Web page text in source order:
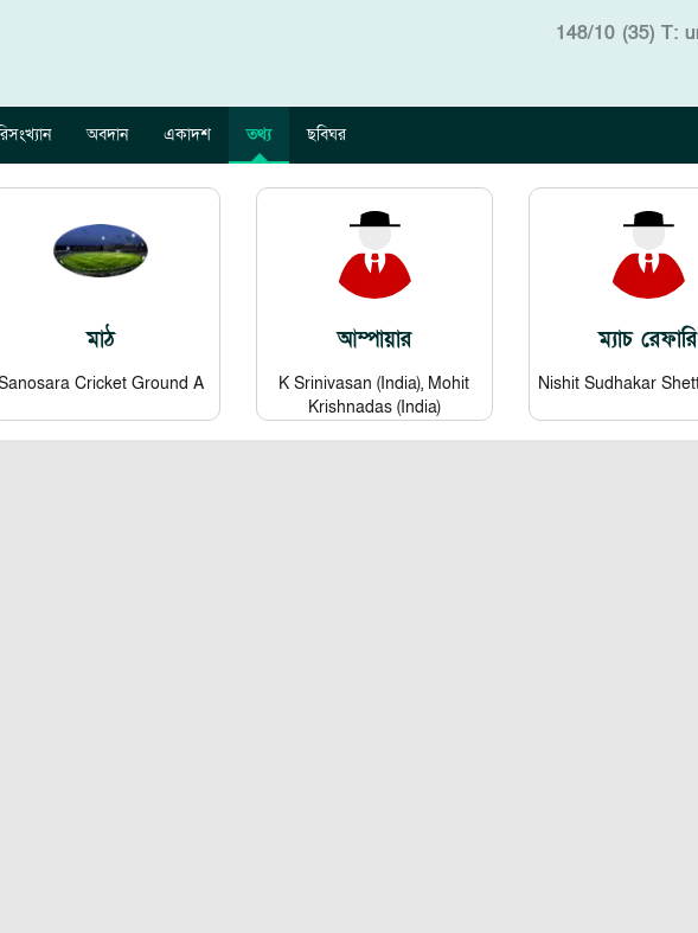
148/10 (35) T:
অবদান একাদশ তথ্য ছবিঘর
মাঠ
Cricket Ground A
আম্পায়ার
K Srinivasan (India), Mohit
Krishnadas (India)
ম্যাচ রেফারি
Nishit Sudhakar